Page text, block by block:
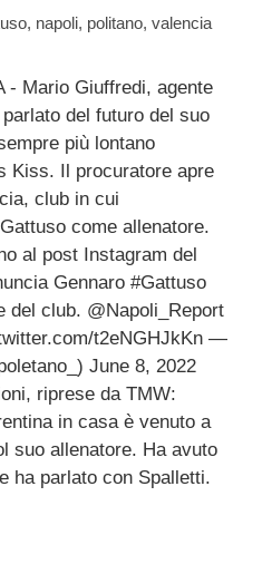
, napoli, politano, valencia
- Mario Giuffredi, agente
del futuro del suo
più lontano
Kiss. Il procuratore apre
club in cui
come allenatore.
al post Instagram del
Gennaro #Gattuso
del club. @Napoli_Report
t2eNGHJkKn —
June 8, 2022
riprese da TMW:
in casa è venuto a
suo allenatore. Ha avuto
ha parlato con Spalletti.